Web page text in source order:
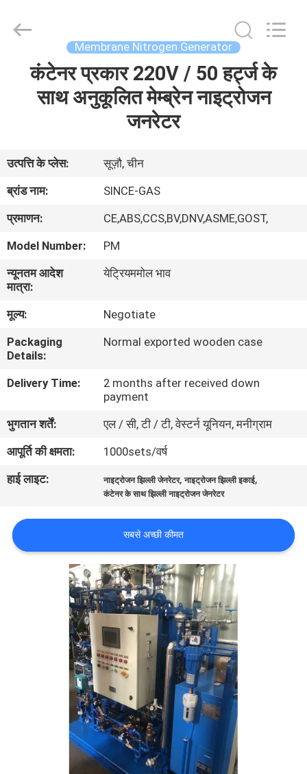
हमारे
बारे
में
कारखाना
दौरा
गुणवत्ता
नियंत्रण
हमसे
संपर्क
करें
समाचार
मामले
Technology
Co.,Ltd.
Membrane Nitrogen Generator
कंटेनर प्रकार 220V / 50 हर्ट्ज के
साथ अनुकूलित मेम्ब्रेन नाइट्रोजन
जनरेटर
उत्पत्ति के प्लेस:
सूज़ौ, चीन
ब्रांड नाम:
SINCE-GAS
प्रमाणन:
CE,ABS,CCS,BV,DNV,ASME,GOST,
Model Number:
PM
न्यूनतम आदेश
मात्रा:
येट्रियममोल भाव
मूल्य:
Negotiate
Packaging
Details:
Normal exported wooden case
Delivery Time:
2 months after received down
payment
भुगतान शर्तें:
एल / सी, टी / टी, वेस्टर्न यूनियन, मनीग्राम
आपूर्ति की क्षमता:
1000sets/वर्ष
हाई लाइट:
नाइट्रोजन झिल्ली जेनरेटर,नाइट्रोजन झिल्ली इकाई,
कंटेनर के साथ झिल्ली नाइट्रोजन जेनरेटर
सबसे अच्छी कीमत